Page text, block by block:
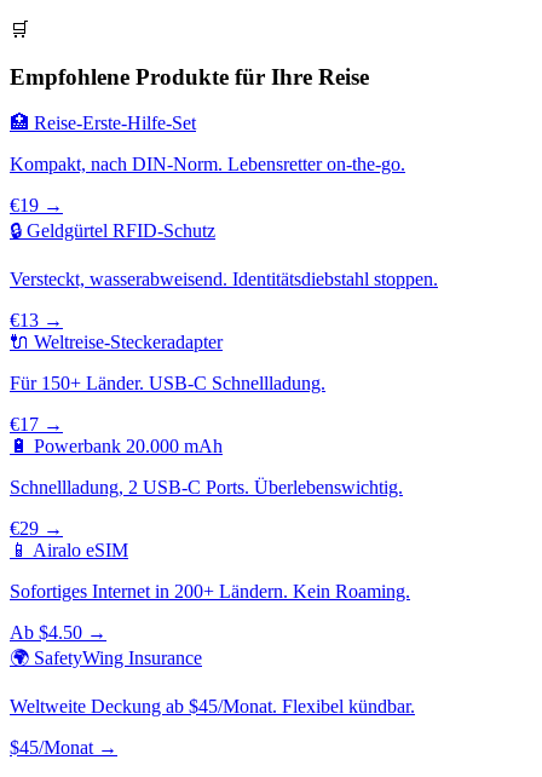
🛒
Empfohlene Produkte für Ihre Reise
🏥 Reise-Erste-Hilfe-Set
Kompakt, nach DIN-Norm. Lebensretter on-the-go.
€19 →
🔒 Geldgürtel RFID-Schutz
Versteckt, wasserabweisend. Identitätsdiebstahl stoppen.
€13 →
🔌 Weltreise-Steckeradapter
Für 150+ Länder. USB-C Schnellladung.
€17 →
🔋 Powerbank 20.000 mAh
Schnellladung, 2 USB-C Ports. Überlebenswichtig.
€29 →
📱 Airalo eSIM
Sofortiges Internet in 200+ Ländern. Kein Roaming.
Ab $4.50 →
🌍 SafetyWing Insurance
Weltweite Deckung ab $45/Monat. Flexibel kündbar.
$45/Monat →